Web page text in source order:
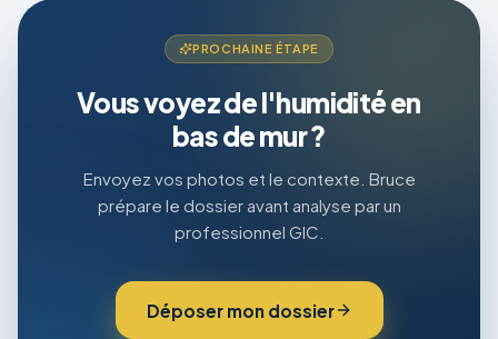
PROCHAINE ÉTAPE
Vous voyez de l'humidité en
bas de mur ?
Envoyez vos photos et le contexte. Bruce
prépare le dossier avant analyse par un
professionnel GIC.
Déposer mon dossier